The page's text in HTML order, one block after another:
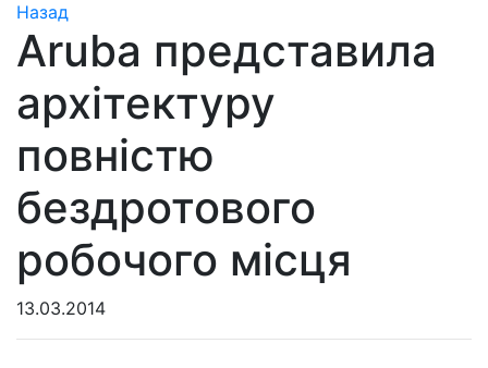
Назад
Aruba представила
архітектуру
повністю
бездротового
робочого місця
13.03.2014